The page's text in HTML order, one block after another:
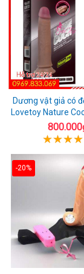
Dương vật giả có
Lovetoy Nature
đen
-20%